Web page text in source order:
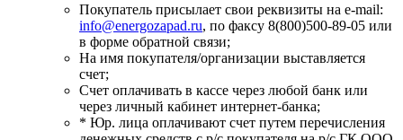
Покупатель присылает свои реквизиты на e-mail:
info@energozapad.ru, по факсу 8(800)500-89-05 или
в форме обратной связи;
На имя покупателя/организации выставляется
счет;
Счет оплачивать в кассе через любой банк или
через личный кабинет интернет-банка;
* Юр. лица оплачивают счет путем перечисления